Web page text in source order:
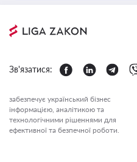
Зв'язатися:
забезпечує український бізнес
інформацією, аналітикою та
технологічними рішеннями для
ефективної та безпечної роботи.